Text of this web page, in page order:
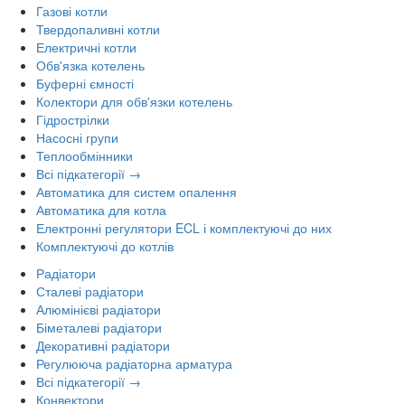
Газові котли
Твердопаливні котли
Електричні котли
Обв'язка котелень
Буферні ємності
Колектори для обв'язки котелень
Гідрострілки
Насосні групи
Теплообмінники
Всі підкатегорії →
Автоматика для систем опалення
Автоматика для котла
Електронні регулятори ECL і комплектуючі до них
Комплектуючі до котлів
Радіатори
Сталеві радіатори
Алюмінієві радіатори
Біметалеві радіатори
Декоративні радіатори
Регулююча радіаторна арматура
Всі підкатегорії →
Конвектори